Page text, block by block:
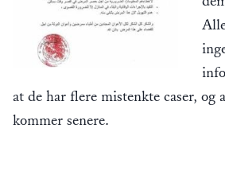
at de har flere mistenkte caser, og
kommer senere.